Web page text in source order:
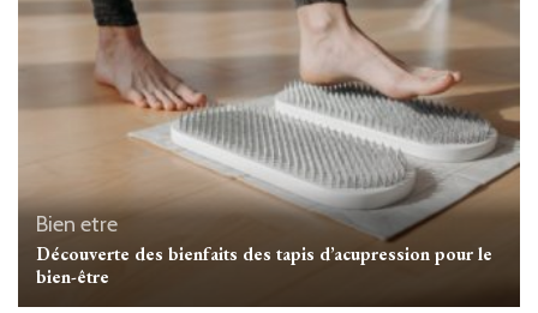
Bien etre
Découverte des bienfaits des tapis d’acupression pour le
bien-être